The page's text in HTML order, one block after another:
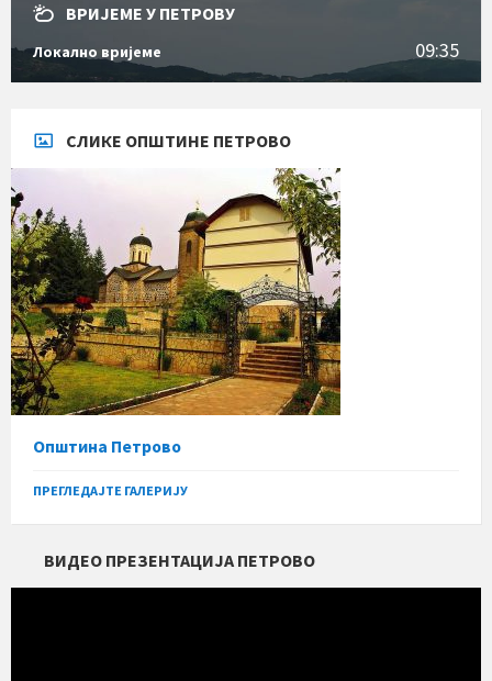
ВРИЈЕМЕ У ПЕТРОВУ
Локално вријеме 09:35
СЛИКЕ ОПШТИНЕ ПЕТРОВО
Општина Петрово
ПРЕГЛЕДАЈТЕ ГАЛЕРИЈУ
ВИДЕО ПРЕЗЕНТАЦИЈА ПЕТРОВО